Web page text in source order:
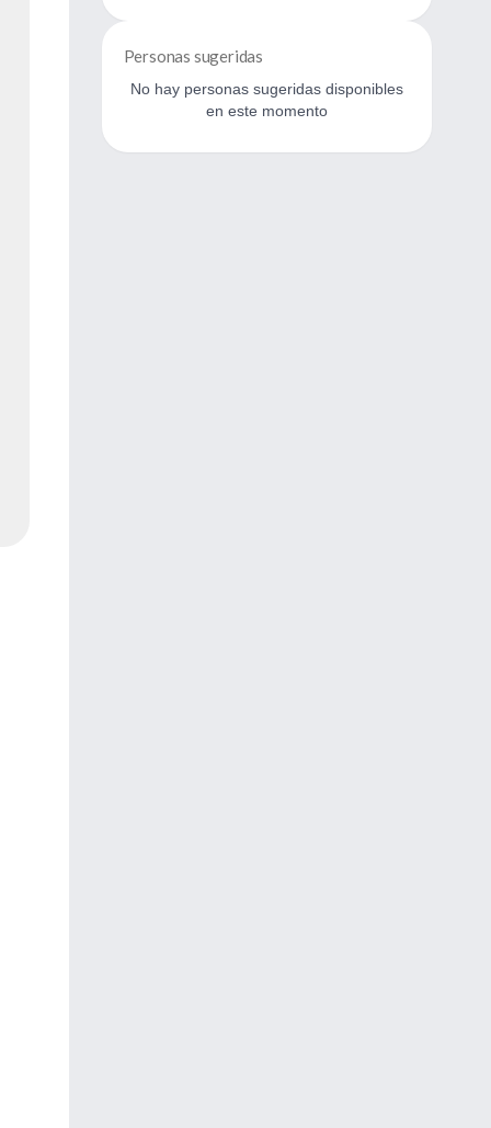
Personas sugeridas
No hay personas sugeridas disponibles
en este momento